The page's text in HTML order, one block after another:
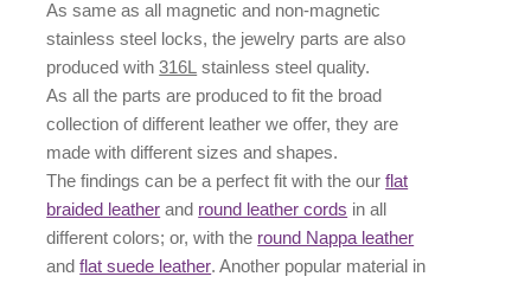
As same as all magnetic and non-magnetic
stainless steel locks, the jewelry parts are also
produced with316L stainless steel quality.
As all the parts are produced to fit the broad
collection of different leather we offer, they are
made with different sizes andshapes.
The findings can be a perfect fit with the ourflat
braided leather and round leather cords in all
different colors; or, with the round Nappa leather
andflat suede leather. Another popular material in